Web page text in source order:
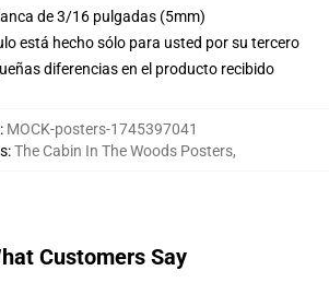
de 3/16 pulgadas (5mm)
está hecho sólo para usted por su tercero
diferencias en el producto recibido
: MOCK-posters-1745397041
:The Cabin In The Woods Posters,
Customers Say